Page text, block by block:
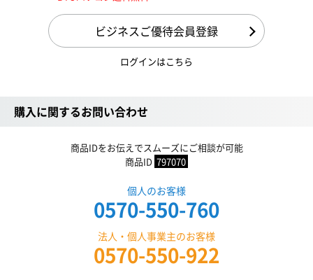
ビジネスご優待会員登録
ログインはこちら
購入に関するお問い合わせ
商品IDをお伝えでスムーズにご相談が可能
商品ID 797070
個人のお客様
0570-550-760
法人・個人事業主のお客様
0570-550-922